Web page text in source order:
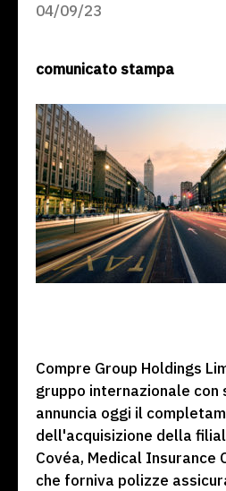
04/09/23
comunicato stampa
Compre Group Holdings
gruppo internazionale con
annuncia oggi il
dell'acquisizione della
Covéa, Medical Insurance
che forniva polizze